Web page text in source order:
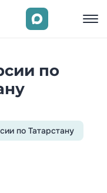
по
по Татарстану